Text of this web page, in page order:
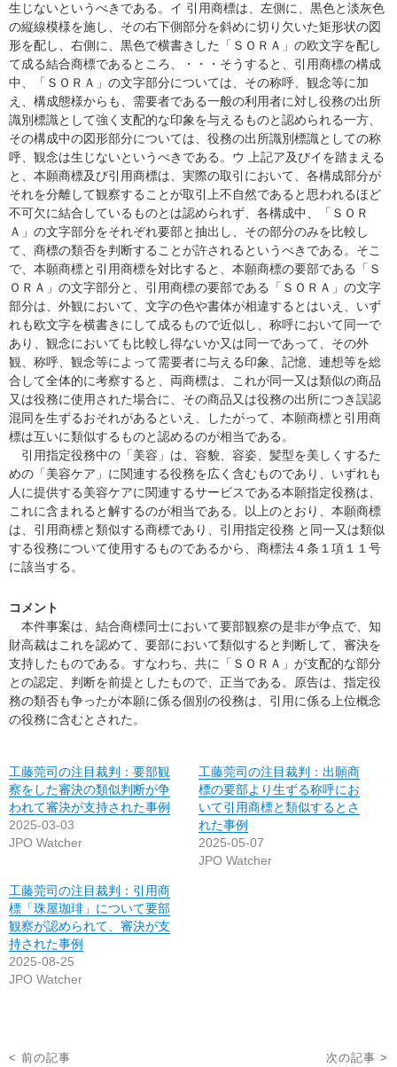
生じないというべきである。イ 引用商標は、左側に、黒色と淡灰色
の縦線模様を施し、その右下側部分を斜めに切り欠いた矩形状の図
形を配し、右側に、黒色で横書きした「ＳＯＲＡ」の欧文字を配し
て成る結合商標であるところ、・・・そうすると、引用商標の構成
中、「ＳＯＲＡ」の文字部分については、その称呼、観念等に加
え、構成態様からも、需要者である一般の利用者に対し役務の出所
識別標識として強く支配的な印象を与えるものと認められる一方、
その構成中の図形部分については、役務の出所識別標識としての称
呼、観念は生じないというべきである。ウ 上記ア及びイを踏まえる
と、本願商標及び引用商標は、実際の取引において、各構成部分が
それを分離して観察することが取引上不自然であると思われるほど
不可欠に結合しているものとは認められず、各構成中、「ＳＯＲ
Ａ」の文字部分をそれぞれ要部と抽出し、その部分のみを比較し
て、商標の類否を判断することが許されるというべきである。そこ
で、本願商標と引用商標を対比すると、本願商標の要部である「Ｓ
ＯＲＡ」の文字部分と、引用商標の要部である「ＳＯＲＡ」の文字
部分は、外観において、文字の色や書体が相違するとはいえ、いず
れも欧文字を横書きにして成るもので近似し、称呼において同一で
あり、観念においても比較し得ないか又は同一であって、その外
観、称呼、観念等によって需要者に与える印象、記憶、連想等を総
合して全体的に考察すると、両商標は、これが同一又は類似の商品
又は役務に使用された場合に、その商品又は役務の出所につき誤認
混同を生ずるおそれがあるといえ、したがって、本願商標と引用商
標は互いに類似するものと認めるのが相当である。
引用指定役務中の「美容」は、容貌、容姿、髪型を美しくするた
めの「美容ケア」に関連する役務を広く含むものであり、いずれも
人に提供する美容ケアに関連するサービスである本願指定役務は、
これに含まれると解するのが相当である。以上のとおり、本願商標
は、引用商標と類似する商標であり、引用指定役務 と同一又は類似
する役務について使用するものであるから、商標法４条１項１１号
に該当する。
コメント
本件事案は、結合商標同士において要部観察の是非が争点で、知
財高裁はこれを認めて、要部において類似すると判断して、審決を
支持したものである。すなわち、共に「ＳＯＲＡ」が支配的な部分
との認定、判断を前提としたもので、正当である。原告は、指定役
務の類否も争ったが本願に係る個別の役務は、引用に係る上位概念
の役務に含むとされた。
工藤莞司の注目裁判：要部観
察をした審決の類似判断が争
われて審決が支持された事例
2025-03-03
JPO Watcher
工藤莞司の注目裁判：出願商
標の要部より生ずる称呼にお
いて引用商標と類似するとさ
れた事例
2025-05-07
JPO Watcher
工藤莞司の注目裁判：引用商
標「珠屋珈琲」について要部
観察が認められて、審決が支
持された事例
2025-08-25
JPO Watcher
投
< 前の記事 次の記事 >